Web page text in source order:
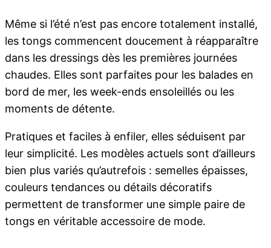
Même si l’été n’est pas encore totalement installé,
les tongs commencent doucement à réapparaître
dans les dressings dès les premières journées
chaudes. Elles sont parfaites pour les balades en
bord de mer, les week-ends ensoleillés ou les
moments de détente.
Pratiques et faciles à enfiler, elles séduisent par
leur simplicité. Les modèles actuels sont d’ailleurs
bien plus variés qu’autrefois : semelles épaisses,
couleurs tendances ou détails décoratifs
permettent de transformer une simple paire de
tongs en véritable accessoire de mode.